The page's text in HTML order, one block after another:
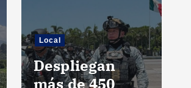
Local
Despliegan
más de 450